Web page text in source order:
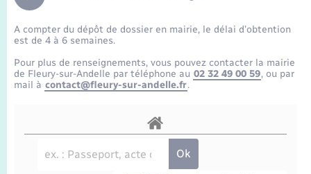
Etat-civil - Papiers - Citoyenneté
Mariage – PACS
Parrainage civil
Logement - Urbanisme
Numérique
Transports scolaires
Travaux - Autorisation d’occupation de l’espace
public
Agenda
Plan interactif
A compter du dépôt de dossier en mairie, le délai d’obtention
est de 4 à 6 semaines.
Pour plus de renseignements, vous pouvez contacter la mairie
de Fleury-sur-Andelle par téléphone au 02 32 49 00 59, ou par
mail à contact@fleury-sur-andelle.fr.